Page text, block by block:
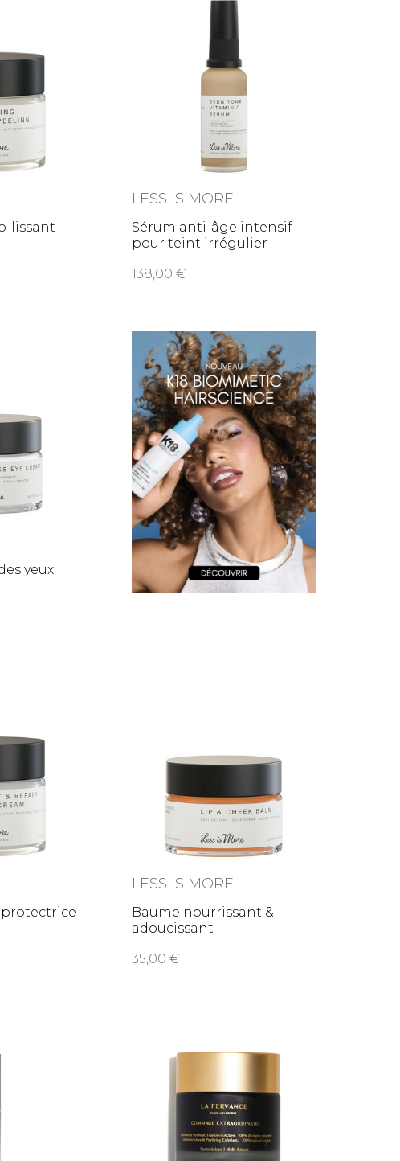
lissant
LESS IS MORE
Sérum anti-âge intensif
pour teint irrégulier
138,00
yeux
LESS IS MORE
Baume nourrissant &
adoucissant
35,00